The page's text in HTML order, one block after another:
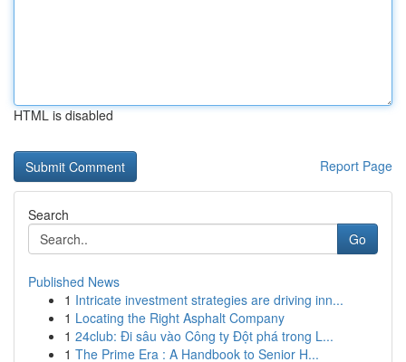
HTML is disabled
Report Page
Search
Go
Published News
1 Intricate investment strategies are driving inn...
1 Locating the Right Asphalt Company
1 24club: Đi sâu vào Công ty Đột phá trong L...
1 The Prime Era : A Handbook to Senior H...